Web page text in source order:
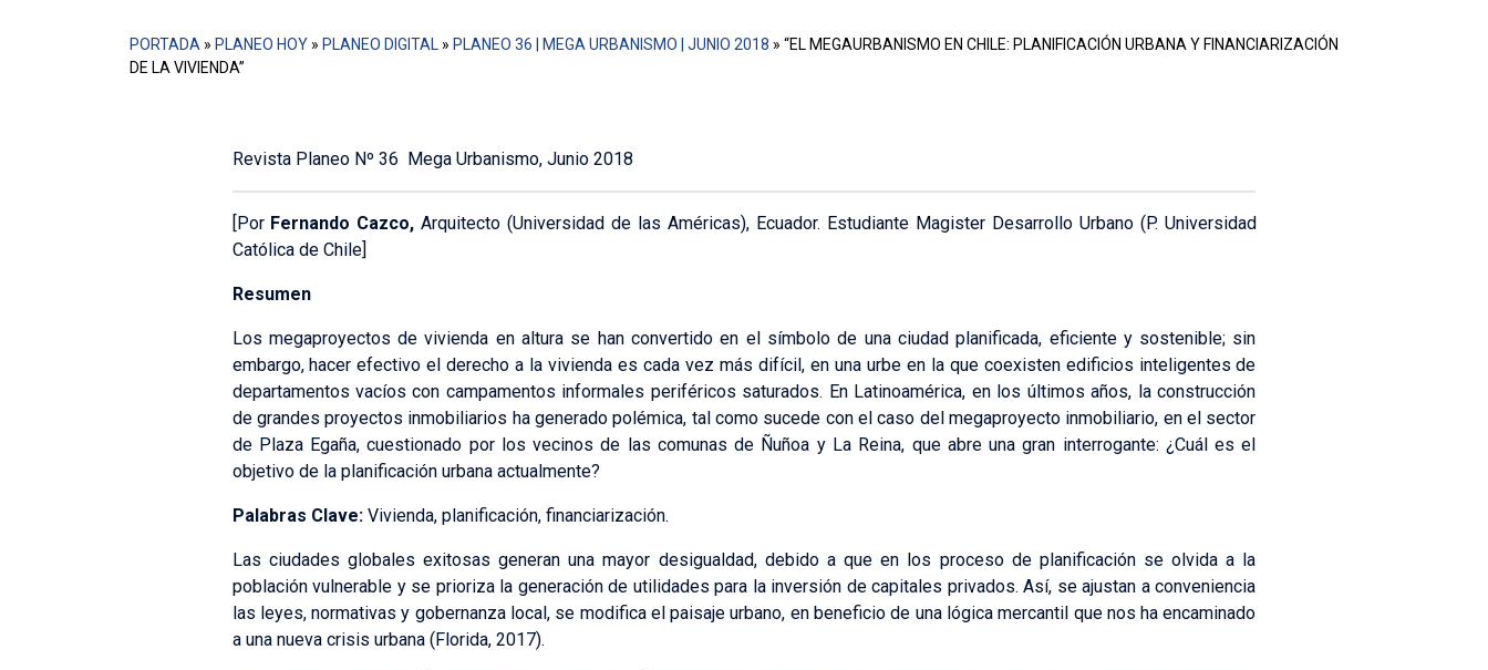
PORTADA » PLANEO HOY » PLANEO DIGITAL » PLANEO 36 | MEGA URBANISMO | JUNIO 2018 » “EL MEGAURBANISMO EN CHILE: PLANIFICACIÓN URBANA Y FINANCIARIZACIÓN
DE LA VIVIENDA”
Revista Planeo Nº 36 Mega Urbanismo, Junio 2018
[Por Fernando Cazco, Arquitecto (Universidad de las Américas), Ecuador. Estudiante Magister Desarrollo Urbano (P. Universidad
Católica de Chile]
Resumen
Los megaproyectos de vivienda en altura se han convertido en el símbolo de una ciudad planificada, eficiente y sostenible; sin
embargo, hacer efectivo el derecho a la vivienda es cada vez más difícil, en una urbe en la que coexisten edificios inteligentes de
departamentos vacíos con campamentos informales periféricos saturados. En Latinoamérica, en los últimos años, la construcción
de grandes proyectos inmobiliarios ha generado polémica, tal como sucede con el caso del megaproyecto inmobiliario, en el sector
de Plaza Egaña, cuestionado por los vecinos de las comunas de Ñuñoa y La Reina, que abre una gran interrogante: ¿Cuál es el
objetivo de la planificación urbana actualmente?
Palabras Clave: Vivienda, planificación, financiarización.
Las ciudades globales exitosas generan una mayor desigualdad, debido a que en los proceso de planificación se olvida a la
población vulnerable y se prioriza la generación de utilidades para la inversión de capitales privados. Así, se ajustan a conveniencia
las leyes, normativas y gobernanza local, se modifica el paisaje urbano, en beneficio de una lógica mercantil que nos ha encaminado
a una nueva crisis urbana (Florida, 2017).